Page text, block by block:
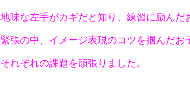
地味な左手がカギだと知り、練習に励んだ
緊張の中、イメージ表現のコツを掴んだお
それぞれの課題を頑張りました。